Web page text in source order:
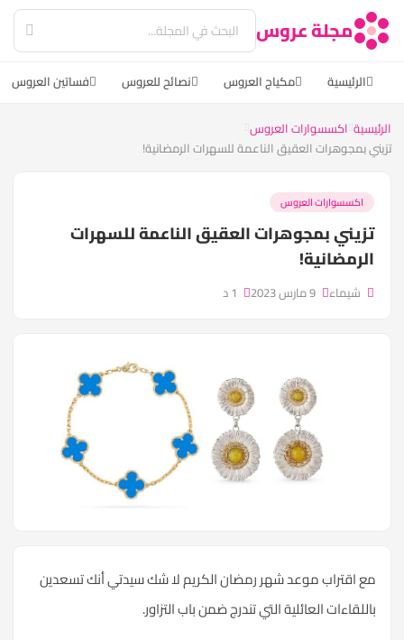
مجلة عروس
الرئيسية مكياج العروس نصائح للعروس فساتين العروس
الرئيسية اكسسوارات العروس
تزيني بمجوهرات العقيق الناعمة للسهرات الرمضانية!
اكسسوارات العروس
تزيني بمجوهرات العقيق الناعمة للسهرات
الرمضانية!
شيماء
مع اقتراب موعد شهر رمضان الكريم لا شك سيدتي أنك تسعدين
باللقاءات العائلية التي تندرج ضمن باب التزاور.